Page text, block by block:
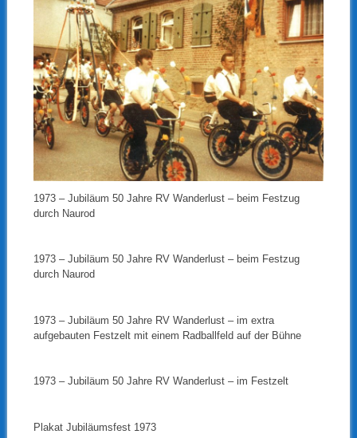
1973 – Jubiläum 50 Jahre RV Wanderlust – beim Festzug
durch Naurod
1973 – Jubiläum 50 Jahre RV Wanderlust – beim Festzug
durch Naurod
1973 – Jubiläum 50 Jahre RV Wanderlust – im extra
aufgebauten Festzelt mit einem Radballfeld auf der Bühne
1973 – Jubiläum 50 Jahre RV Wanderlust – im Festzelt
Plakat Jubiläumsfest 1973